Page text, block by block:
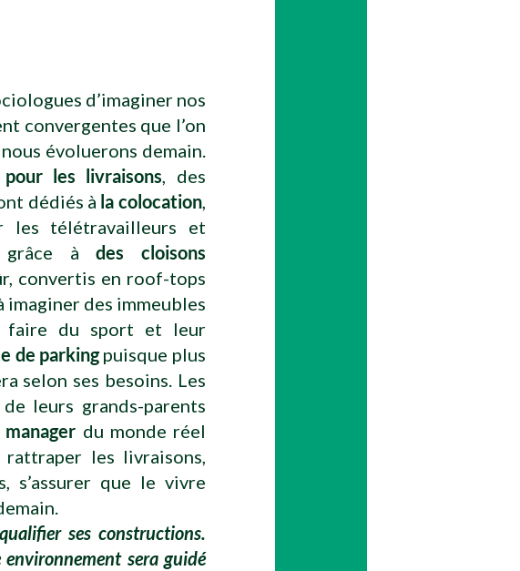
d’imaginer nos
convergentes que l’on
évoluerons demain.
pour les livraisons , des
dédiés à la colocation,
les télétravailleurs et
grâce àdes cloisons
convertis en roof-tops
imaginer des immeubles
faire du sport et leur
de parkingpuisque plus
selon ses besoins. Les
leurs grands-parents
du monde réel
les livraisons,
s’assurer que le vivre
ses constructions.
sera guidé